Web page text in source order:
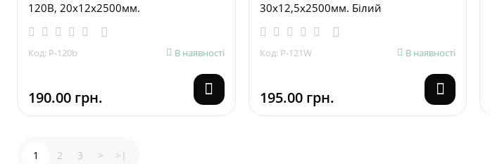
120B, 20х12х2500мм.
Код: P-120b В наявності
190.00 грн.
30х12,5х2500мм. Білий
Код: P-121W В наявності
195.00 грн.
1 2 3 > >|